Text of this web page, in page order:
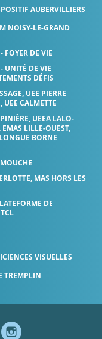
AUBERVILLIERS
NOISY-LE-GRAND
FOYER DE VIE
UNITÉ DE VIE
DÉFIS
UEE PIERRE
UEE CALMETTE
UEEA LALO-
EMAS LILLE-OUEST,
BORNE
MAS HORS LES
DE
VISUELLES
TREMPLIN
NOUS